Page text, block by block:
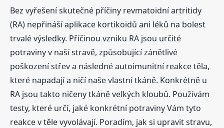
Bez vyřešení skutečné příčiny revmatoidní artritidy
(RA) nepřináší aplikace kortikoidů ani léků na bolest
trvalé výsledky. Příčinou vzniku RA jsou určité
potraviny v naší stravě, způsobující zánětlivé
poškození střev a následné autoimunitní reakce těla,
které napadají a ničí naše vlastní tkáně. Konkrétně u
RA jsou takto ničeny tkáně velkých kloubů. Používám
testy, které určí, jaké konkrétní potraviny Vám tyto
reakce v těle vyvolávají. Poradím, jak si upravit stravu,